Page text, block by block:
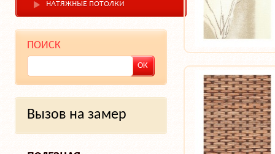
НАТЯЖНЫЕ ПОТОЛКИ
ПОИСК
Вызов на замер